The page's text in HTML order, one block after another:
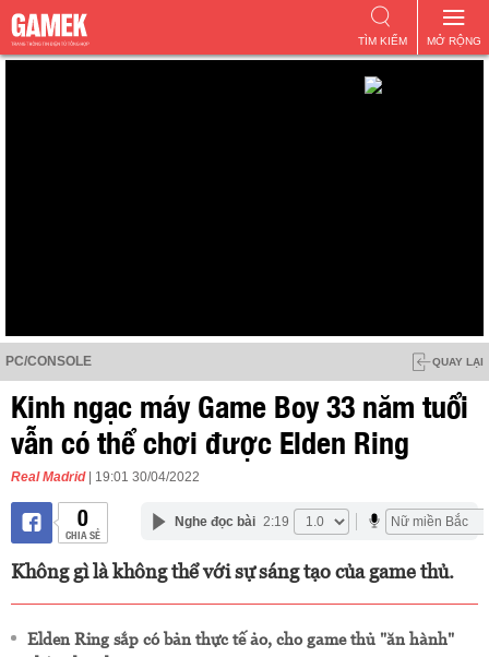
MỞ RỘNG
TÌM KIẾM
PC/CONSOLE QUAY LẠI
Kinh ngạc máy Game Boy 33 năm tuổi
vẫn có thể chơi được Elden Ring
Real Madrid | 19:01 30/04/2022
0
CHIA SẺ
Nghe đọc bài 2:19
Không gì là không thể với sự sáng tạo của game thủ.
Elden Ring sắp có bản thực tế ảo, cho game thủ "ăn hành"